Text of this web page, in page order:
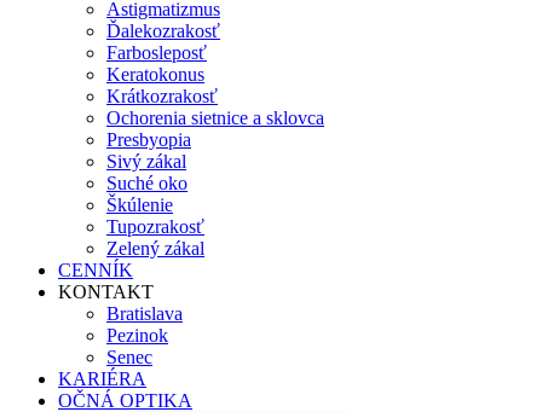
Astigmatizmus
Ďalekozrakosť
Farbosleposť
Keratokonus
Krátkozrakosť
Ochorenia sietnice a sklovca
Presbyopia
Sivý zákal
Suché oko
Škúlenie
Tupozrakosť
Zelený zákal
CENNÍK
KONTAKT
Bratislava
Pezinok
Senec
KARIÉRA
OČNÁ OPTIKA